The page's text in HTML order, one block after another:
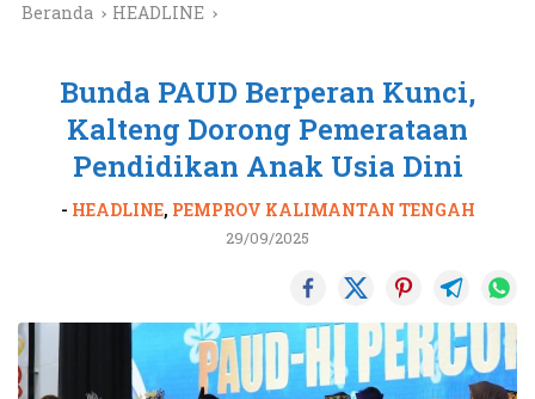
Beranda HEADLINE
Bunda PAUD Berperan Kunci,
Kalteng Dorong Pemerataan
Pendidikan Anak Usia Dini
- HEADLINE, PEMPROV KALIMANTAN TENGAH
29/09/2025